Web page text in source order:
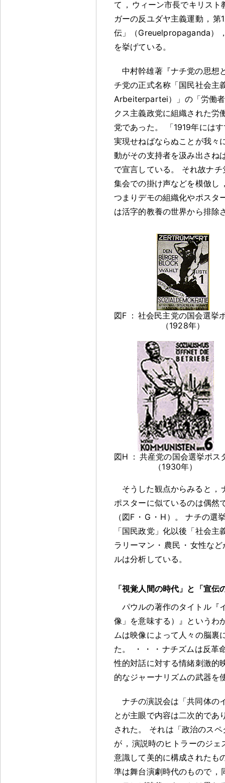
て ， ウィーン市長でキリス
ガーの反ユダヤ主義運動 ， 第
伝」（Greuelpropaganda）
を挙げている 。
中村幹雄著『ナチ党の思想
チ党の正式名称「国民社会
Arbeiterpartei）」の「労働
クス主義政党に組織された労
党であった 。
「1919年には
実現せねばならぬことが我々
動がその支持者を汲み出さね
で宣言している 。
それ故ナ
集会での掛け声などを模倣し
つまりデモの組織化やポスタ
は活字的教養の世界から排除
図F ： 社会民主党の国会選挙
（1928年）
図H ： 共産党の国会選挙ポス
（1930年）
そうした観点からみると ，
ポスターに似ているのは偶然
（図F ・ G ・ H） 。
ナチの選
「国民政党」化以後「社会
ラリーマン ・ 農民 ・ 女性な
ルは分析している 。
「視覚人間の時代」と「宣伝
パウルの著作のタイトル『
像」を意味する）』というわ
ムは映像によって人々の脳裏
た 。 ・ ・ ・ ナチズムは反革
性的対話に対する情緒刺激的
的なジャーナリズムの武器を
ナチの演説会は「共同体の
とが主眼で内容は二次的であ
された 。
それは「政治のス
が ， 演説時のヒトラーのジェ
意識して美的に構成されたも
準は舞台演劇時代のもので ，